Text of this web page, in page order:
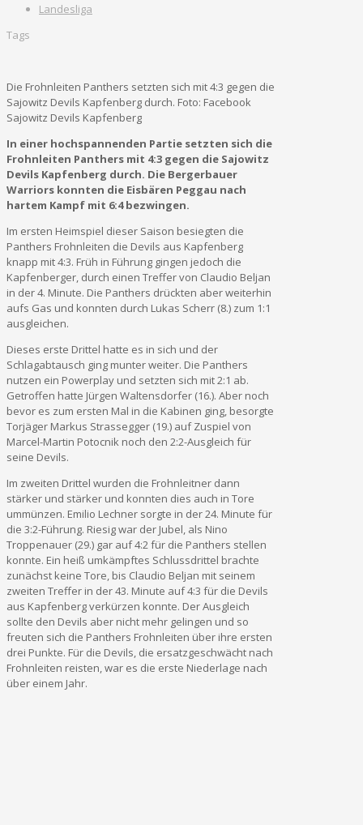
Landesliga
Tags
Die Frohnleiten Panthers setzten sich mit 4:3 gegen die
Sajowitz Devils Kapfenberg durch. Foto: Facebook
Sajowitz Devils Kapfenberg
In einer hochspannenden Partie setzten sich die
Frohnleiten Panthers mit 4:3 gegen die Sajowitz
Devils Kapfenberg durch. Die Bergerbauer
Warriors konnten die Eisbären Peggau nach
hartem Kampf mit 6:4 bezwingen.
Im ersten Heimspiel dieser Saison besiegten die
Panthers Frohnleiten die Devils aus Kapfenberg
knapp mit 4:3. Früh in Führung gingen jedoch die
Kapfenberger, durch einen Treffer von Claudio Beljan
in der 4. Minute. Die Panthers drückten aber weiterhin
aufs Gas und konnten durch Lukas Scherr (8.) zum 1:1
ausgleichen.
Dieses erste Drittel hatte es in sich und der
Schlagabtausch ging munter weiter. Die Panthers
nutzen ein Powerplay und setzten sich mit 2:1 ab.
Getroffen hatte Jürgen Waltensdorfer (16.). Aber noch
bevor es zum ersten Mal in die Kabinen ging, besorgte
Torjäger Markus Strassegger (19.) auf Zuspiel von
Marcel-Martin Potocnik noch den 2:2-Ausgleich für
seine Devils.
Im zweiten Drittel wurden die Frohnleitner dann
stärker und stärker und konnten dies auch in Tore
ummünzen. Emilio Lechner sorgte in der 24. Minute für
die 3:2-Führung. Riesig war der Jubel, als Nino
Troppenauer (29.) gar auf 4:2 für die Panthers stellen
konnte. Ein heiß umkämpftes Schlussdrittel brachte
zunächst keine Tore, bis Claudio Beljan mit seinem
zweiten Treffer in der 43. Minute auf 4:3 für die Devils
aus Kapfenberg verkürzen konnte. Der Ausgleich
sollte den Devils aber nicht mehr gelingen und so
freuten sich die Panthers Frohnleiten über ihre ersten
drei Punkte. Für die Devils, die ersatzgeschwächt nach
Frohnleiten reisten, war es die erste Niederlage nach
über einem Jahr.